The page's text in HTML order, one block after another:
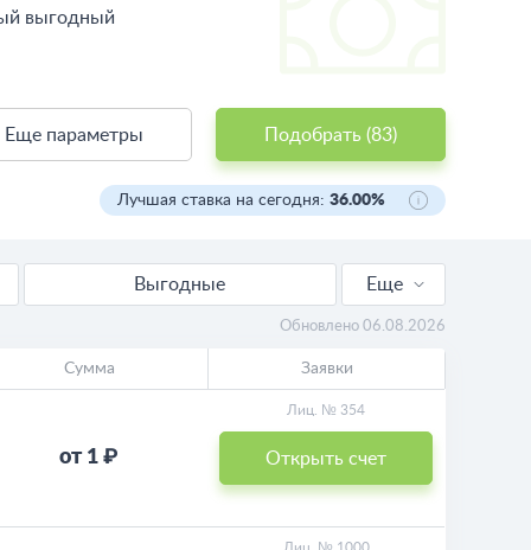
выгодный
Еще параметры Подобрать (83)
Лучшая ставка на сегодня: 36.00%
Выгодные
Пополняемые
Калькулятор
Еще
Обновлено 06.08.2026
Сумма Заявки
от 1 ₽
Лиц. № 354
Открыть счет